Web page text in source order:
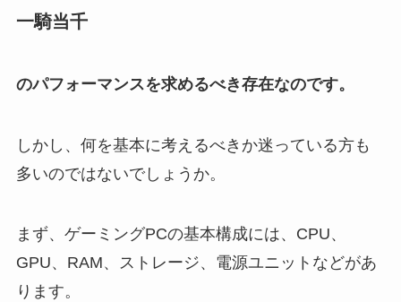
一騎当千
のパフォーマンスを求めるべき存在なのです。
しかし、何を基本に考えるべきか迷っている方も
多いのではないでしょうか。
まず、ゲーミングPCの基本構成には、CPU、
GPU、RAM、ストレージ、電源ユニットなどがあ
ります。